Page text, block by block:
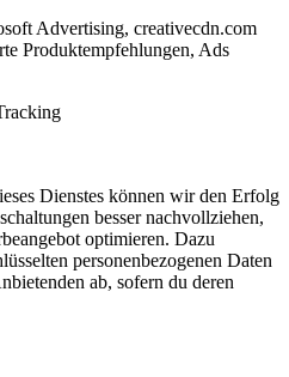
Advertising, creativecdn.com
Produktempfehlungen, Ads
Dienstes können wir den Erfolg
besser nachvollziehen,
optimieren. Dazu
personenbezogenen Daten
ab, sofern du deren